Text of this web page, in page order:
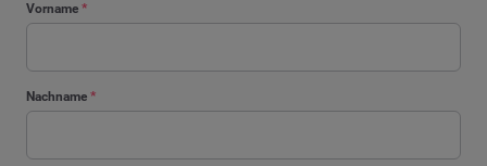
Vorname *
Nachname *